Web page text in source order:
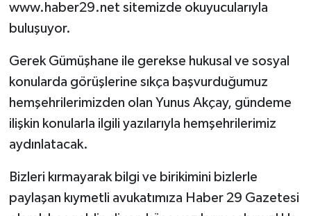
www.haber29.net sitemizde okuyucularıyla
buluşuyor.
Gerek Gümüşhane ile gerekse hukusal ve sosyal
konularda görüşlerine sıkça başvurduğumuz
hemşehrilerimizden olan Yunus Akçay, gündeme
ilişkin konularla ilgili yazılarıyla hemşehrilerimiz
aydınlatacak.
Bizleri kırmayarak bilgi ve birikimini bizlerle
paylaşan kıymetli avukatımıza Haber 29 Gazetesi